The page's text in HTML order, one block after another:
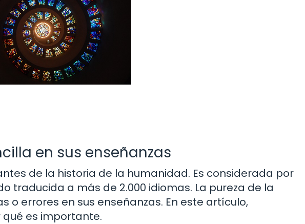
en sus enseñanzas
de la historia de la humanidad. Es considerada por
traducida a más de 2.000 idiomas. La pureza de la
o errores en sus enseñanzas. En este artículo,
es importante.